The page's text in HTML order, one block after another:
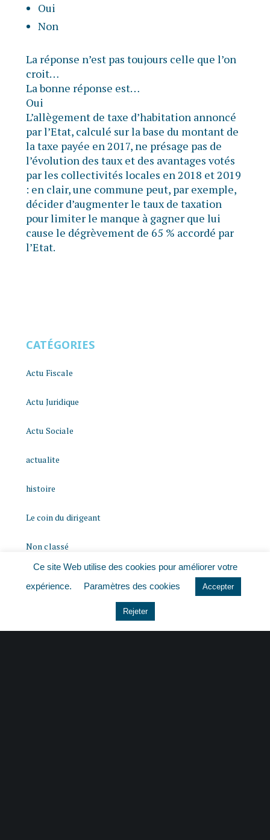
Oui
Non
La réponse n’est pas toujours celle que l’on
croit…
La bonne réponse est…
Oui
L’allègement de taxe d’habitation annoncé
par l’Etat, calculé sur la base du montant de
la taxe payée en 2017, ne présage pas de
l’évolution des taux et des avantages votés
par les collectivités locales en 2018 et 2019
: en clair, une commune peut, par exemple,
décider d’augmenter le taux de taxation
pour limiter le manque à gagner que lui
cause le dégrèvement de 65 % accordé par
l’Etat.
CATÉGORIES
Actu Fiscale
Actu Juridique
Actu Sociale
actualite
histoire
Le coin du dirigeant
Non classé
Ce site Web utilise des cookies pour améliorer votre
expérience.
Paramètres des cookies Accepter
Rejeter